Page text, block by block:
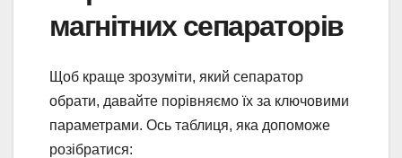
магнітних сепараторів
Щоб краще зрозуміти, який сепаратор
обрати, давайте порівняємо їх за ключовими
параметрами. Ось таблиця, яка допоможе
розібратися: